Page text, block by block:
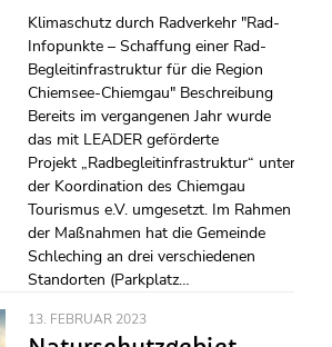
Klimaschutz durch Radverkehr "Rad-
Infopunkte – Schaffung einer Rad-
Begleitinfrastruktur für die Region
Chiemsee-Chiemgau" Beschreibung
Bereits im vergangenen Jahr wurde
das mit LEADER geförderte
Projekt „Radbegleitinfrastruktur“ unter
der Koordination des Chiemgau
Tourismus e.V. umgesetzt. Im Rahmen
der Maßnahmen hat die Gemeinde
Schleching an drei verschiedenen
Standorten (Parkplatz…
13. FEBRUAR 2023